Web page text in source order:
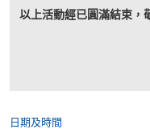
以上活動經已圓滿結束，
日期及時間